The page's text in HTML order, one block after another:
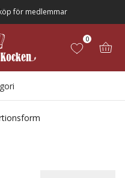
för medlemmar
0